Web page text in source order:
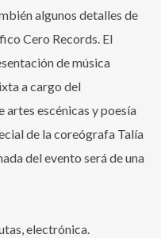
algunos detalles de
Cero Records. El
de música
a cargo del
escénicas y poesía
de la coreógrafa Talía
del evento será de una
electrónica.